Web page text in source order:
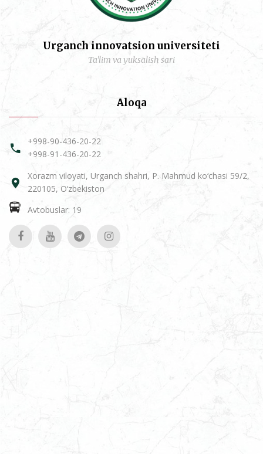
Urganch innovatsion universiteti
Ta'lim va yuksalish sari
Aloqa
+998-90-436-20-22
+998-91-436-20-22
Xorazm viloyati, Urganch shahri, P. Mahmud ko‘chasi 59/2,
220105, O‘zbekiston
Avtobuslar: 19